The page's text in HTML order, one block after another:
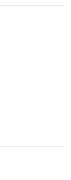
et à une
je crée des